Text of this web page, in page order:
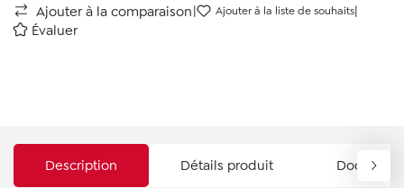
Ajouter à la comparaison| Ajouter à la liste de souhaits|
Évaluer
Description Détails produit